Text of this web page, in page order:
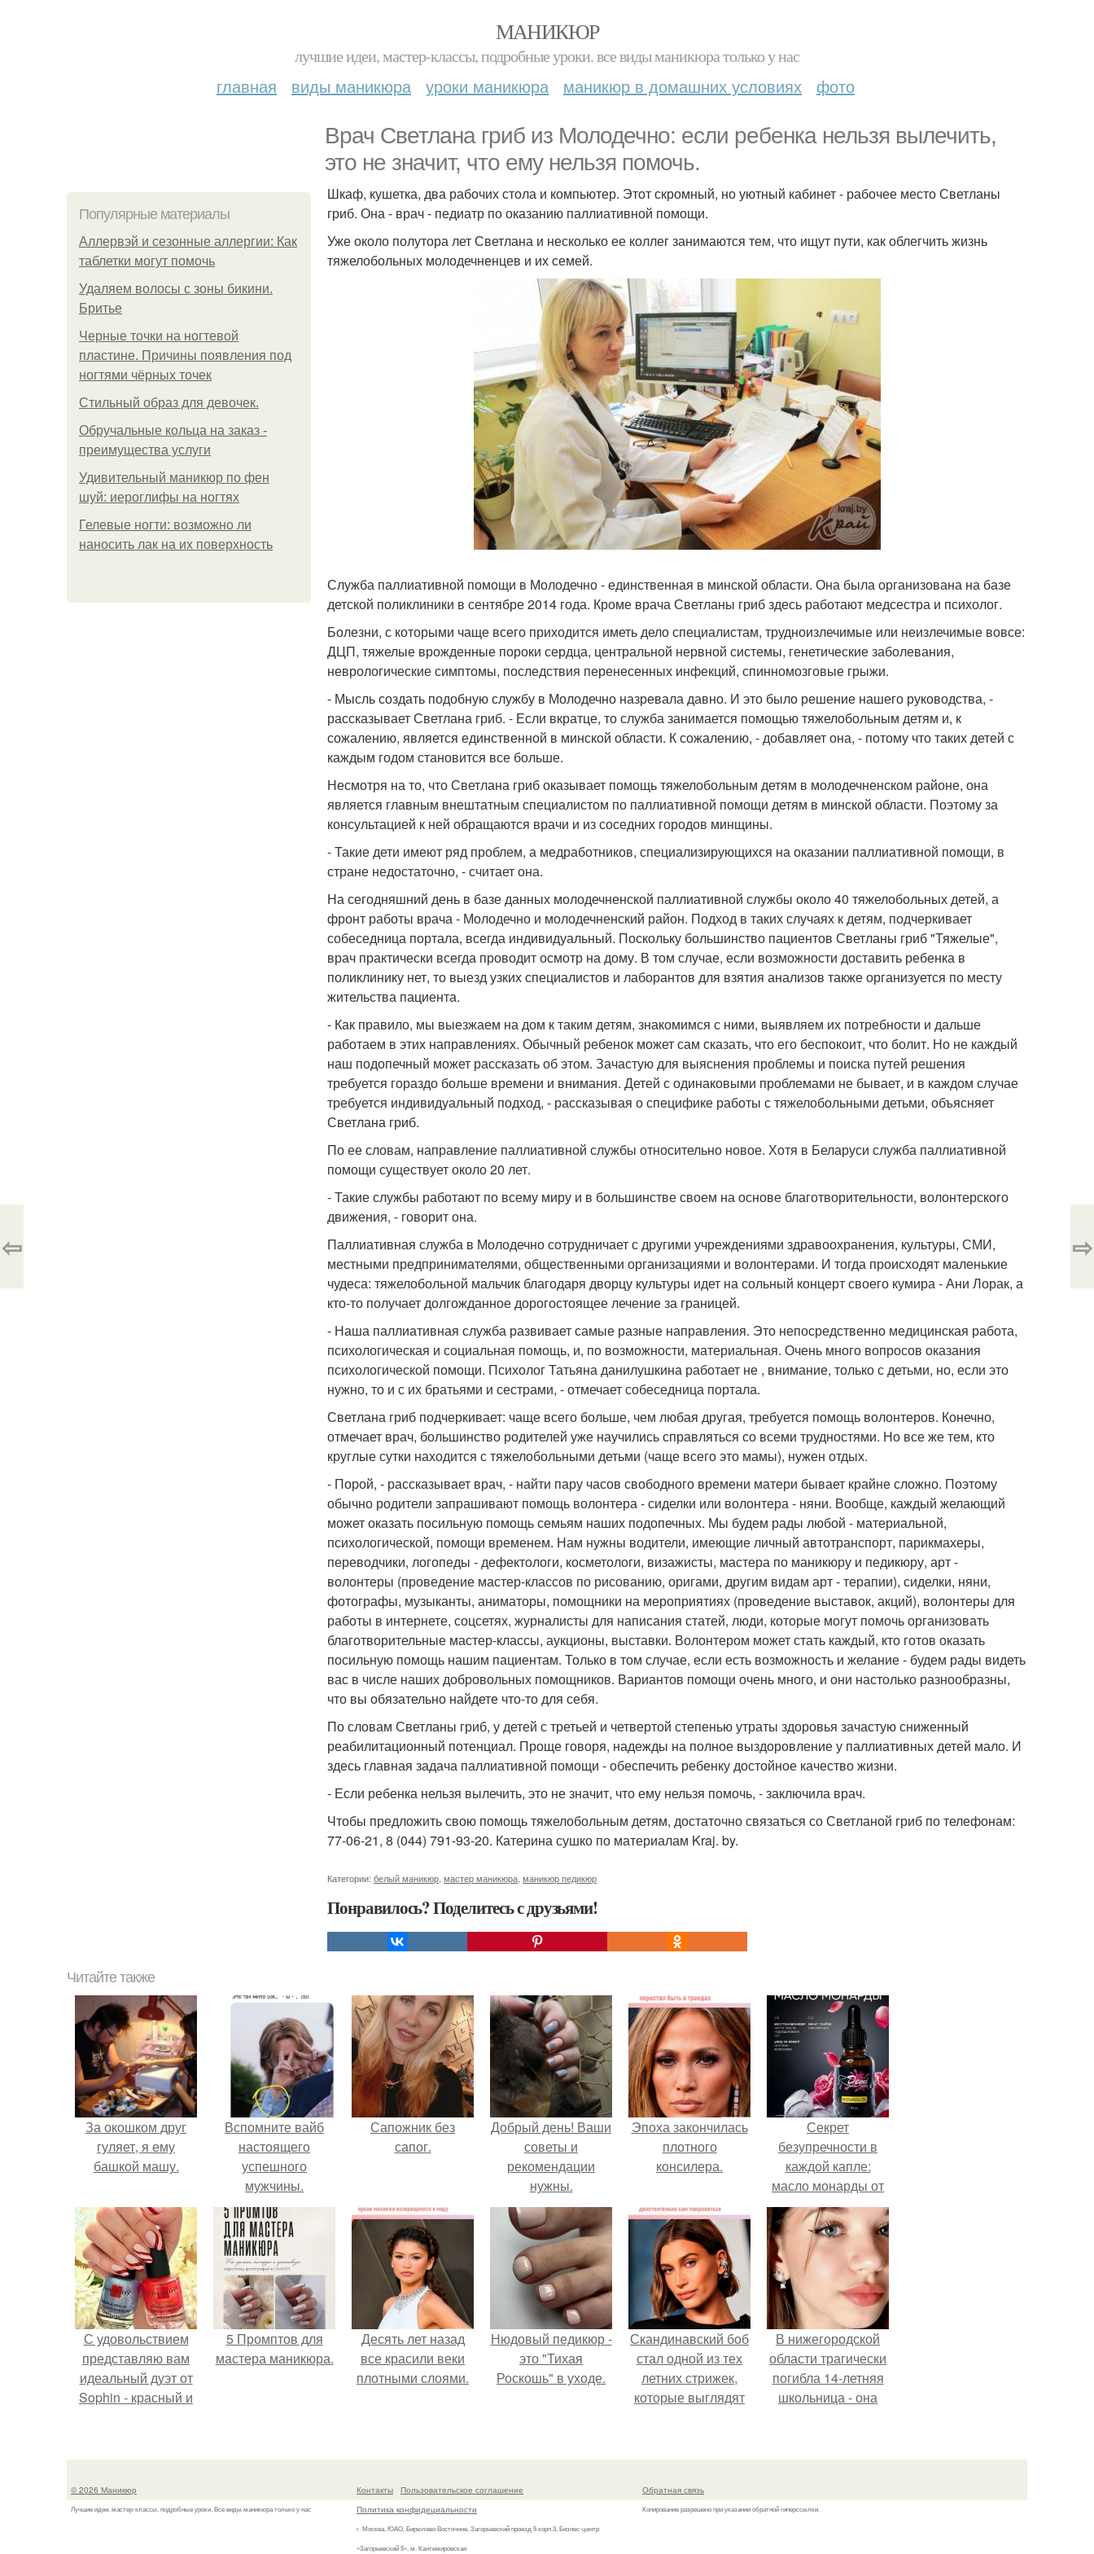
МАНИКЮР
лучшие идеи, мастер-классы, подробные уроки. все виды маникюра только у нас
главная виды маникюра уроки маникюра маникюр в домашних условиях фото
Врач Светлана гриб из Молодечно: если ребенка нельзя вылечить,
это не значит, что ему нельзя помочь.
Популярные материалы
Аллервэй и сезонные аллергии: Как
таблетки могут помочь
Удаляем волосы с зоны бикини.
Бритье
Черные точки на ногтевой
пластине. Причины появления под
ногтями чёрных точек
Стильный образ для девочек.
Обручальные кольца на заказ -
преимущества услуги
Удивительный маникюр по фен
шуй: иероглифы на ногтях
Гелевые ногти: возможно ли
наносить лак на их поверхность
Шкаф, кушетка, два рабочих стола и компьютер. Этот скромный, но уютный кабинет - рабочее место Светланы
гриб. Она - врач - педиатр по оказанию паллиативной помощи.
Уже около полутора лет Светлана и несколько ее коллег занимаются тем, что ищут пути, как облегчить жизнь
тяжелобольных молодечненцев и их семей.
Служба паллиативной помощи в Молодечно - единственная в минской области. Она была организована на базе
детской поликлиники в сентябре 2014 года. Кроме врача Светланы гриб здесь работают медсестра и психолог.
Болезни, с которыми чаще всего приходится иметь дело специалистам, трудноизлечимые или неизлечимые вовсе:
ДЦП, тяжелые врожденные пороки сердца, центральной нервной системы, генетические заболевания,
неврологические симптомы, последствия перенесенных инфекций, спинномозговые грыжи.
- Мысль создать подобную службу в Молодечно назревала давно. И это было решение нашего руководства, -
рассказывает Светлана гриб. - Если вкратце, то служба занимается помощью тяжелобольным детям и, к
сожалению, является единственной в минской области. К сожалению, - добавляет она, - потому что таких детей с
каждым годом становится все больше.
Несмотря на то, что Светлана гриб оказывает помощь тяжелобольным детям в молодечненском районе, она
является главным внештатным специалистом по паллиативной помощи детям в минской области. Поэтому за
консультацией к ней обращаются врачи и из соседних городов минщины.
- Такие дети имеют ряд проблем, а медработников, специализирующихся на оказании паллиативной помощи, в
стране недостаточно, - считает она.
На сегодняшний день в базе данных молодечненской паллиативной службы около 40 тяжелобольных детей, а
фронт работы врача - Молодечно и молодечненский район. Подход в таких случаях к детям, подчеркивает
собеседница портала, всегда индивидуальный. Поскольку большинство пациентов Светланы гриб "Тяжелые",
врач практически всегда проводит осмотр на дому. В том случае, если возможности доставить ребенка в
поликлинику нет, то выезд узких специалистов и лаборантов для взятия анализов также организуется по месту
жительства пациента.
- Как правило, мы выезжаем на дом к таким детям, знакомимся с ними, выявляем их потребности и дальше
работаем в этих направлениях. Обычный ребенок может сам сказать, что его беспокоит, что болит. Но не каждый
наш подопечный может рассказать об этом. Зачастую для выяснения проблемы и поиска путей решения
требуется гораздо больше времени и внимания. Детей с одинаковыми проблемами не бывает, и в каждом случае
требуется индивидуальный подход, - рассказывая о специфике работы с тяжелобольными детьми, объясняет
Светлана гриб.
По ее словам, направление паллиативной службы относительно новое. Хотя в Беларуси служба паллиативной
помощи существует около 20 лет.
- Такие службы работают по всему миру и в большинстве своем на основе благотворительности, волонтерского
движения, - говорит она.
Паллиативная служба в Молодечно сотрудничает с другими учреждениями здравоохранения, культуры, СМИ,
местными предпринимателями, общественными организациями и волонтерами. И тогда происходят маленькие
чудеса: тяжелобольной мальчик благодаря дворцу культуры идет на сольный концерт своего кумира - Ани Лорак, а
кто-то получает долгожданное дорогостоящее лечение за границей.
- Наша паллиативная служба развивает самые разные направления. Это непосредственно медицинская работа,
психологическая и социальная помощь, и, по возможности, материальная. Очень много вопросов оказания
психологической помощи. Психолог Татьяна данилушкина работает не , внимание, только с детьми, но, если это
нужно, то и с их братьями и сестрами, - отмечает собеседница портала.
Светлана гриб подчеркивает: чаще всего больше, чем любая другая, требуется помощь волонтеров. Конечно,
отмечает врач, большинство родителей уже научились справляться со всеми трудностями. Но все же тем, кто
круглые сутки находится с тяжелобольными детьми (чаще всего это мамы), нужен отдых.
- Порой, - рассказывает врач, - найти пару часов свободного времени матери бывает крайне сложно. Поэтому
обычно родители запрашивают помощь волонтера - сиделки или волонтера - няни. Вообще, каждый желающий
может оказать посильную помощь семьям наших подопечных. Мы будем рады любой - материальной,
психологической, помощи временем. Нам нужны водители, имеющие личный автотранспорт, парикмахеры,
переводчики, логопеды - дефектологи, косметологи, визажисты, мастера по маникюру и педикюру, арт -
волонтеры (проведение мастер-классов по рисованию, оригами, другим видам арт - терапии), сиделки, няни,
фотографы, музыканты, аниматоры, помощники на мероприятиях (проведение выставок, акций), волонтеры для
работы в интернете, соцсетях, журналисты для написания статей, люди, которые могут помочь организовать
благотворительные мастер-классы, аукционы, выставки. Волонтером может стать каждый, кто готов оказать
посильную помощь нашим пациентам. Только в том случае, если есть возможность и желание - будем рады видеть
вас в числе наших добровольных помощников. Вариантов помощи очень много, и они настолько разнообразны,
что вы обязательно найдете что-то для себя.
По словам Светланы гриб, у детей с третьей и четвертой степенью утраты здоровья зачастую сниженный
реабилитационный потенциал. Проще говоря, надежды на полное выздоровление у паллиативных детей мало. И
здесь главная задача паллиативной помощи - обеспечить ребенку достойное качество жизни.
- Если ребенка нельзя вылечить, это не значит, что ему нельзя помочь, - заключила врач.
Чтобы предложить свою помощь тяжелобольным детям, достаточно связаться со Светланой гриб по телефонам:
77-06-21, 8 (044) 791-93-20. Катерина сушко по материалам Kraj. by.
Категории: белый маникюр мастер маникюра маникюр педикюр
Понравилось? Поделитесь с друзьями!
⇦ ⇨
Читайте также
За окошком друг
гуляет, я ему
башкой машу.
Вспомните вайб
настоящего
успешного
мужчины.
Сапожник без
сапог.
Добрый день! Ваши
советы и
рекомендации
нужны.
Эпоха закончилась
плотного
консилера.
Секрет
безупречности в
каждой капле:
масло монарды от
Demi Sweet.
С удовольствием
представляю вам
идеальный дуэт от
Sophin - красный и
номер 0262.
5 Промптов для
мастера маникюра.
Десять лет назад
все красили веки
плотными слоями.
Нюдовый педикюр -
это "Тихая
Роскошь" в уходе.
Скандинавский боб
стал одной из тех
летних стрижек,
которые выглядят
В нижегородской
области трагически
погибла 14-летняя
школьница - она
к контрольной по
© 2026 Маникюр
Лучшие идеи, мастер-классы, подробные уроки. Все виды маникюра только у нас
Контакты
Пользовательское соглашение
Политика конфидециальности
г. Москва, ЮАО, Бирюлево Восточное, Загорьевский проезд 5 корп.3, Бизнес-центр
«Загорьевский 5», м. Кантемировская
Обратная связь
Копирование разрешено при указании обратной гиперссылки.